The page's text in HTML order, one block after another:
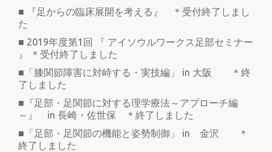
■ 『足からの臨床展開を考える』 ＊受付終了しまし
た
■ 2019年度第1回 『 アイソウルワークス足部セミナー
』 ＊受付終了しました
■「膝関節障害に対峙する・実技編」 in 大阪 ＊終
了しました
■『足部・足関節に対する理学療法～アプローチ編
～』 in 長崎・佐世保 ＊終了しました
■「足部・足関節の機能と姿勢制御」 in 金沢 ＊
終了しました